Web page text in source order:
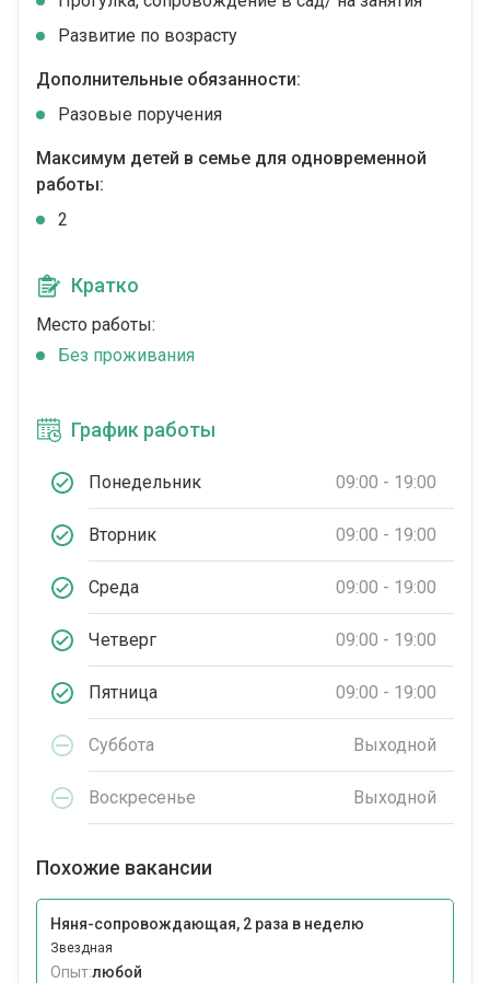
Развитие по возрасту
Дополнительные обязанности:
Разовые поручения
Максимум детей в семье для одновременной
работы:
2
Кратко
Место работы:
Без проживания
График работы
Понедельник 09:00 - 19:00
Вторник 09:00 - 19:00
Среда 09:00 - 19:00
Четверг 09:00 - 19:00
Пятница 09:00 - 19:00
Суббота Выходной
Воскресенье Выходной
Похожие вакансии
Няня-сопровождающая, 2 раза в неделю
Звездная
Опыт:любой